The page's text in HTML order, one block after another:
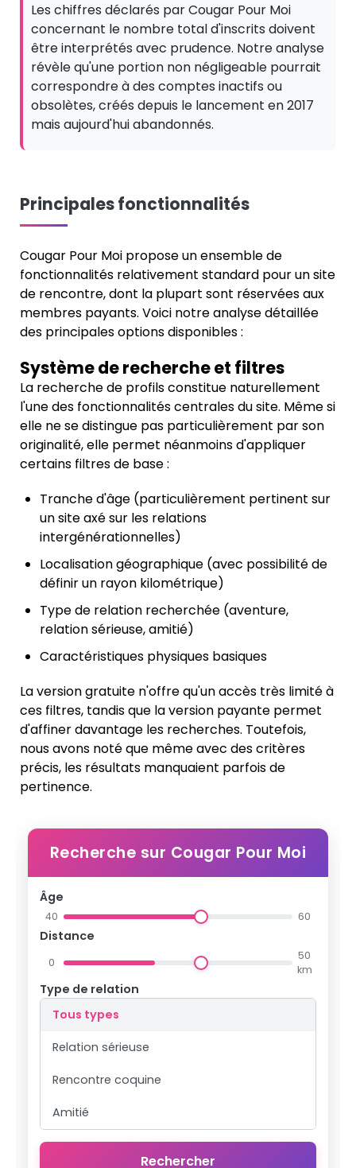
Les chiffres déclarés par Cougar Pour Moi
concernant le nombre total d'inscrits doivent
être interprétés avec prudence. Notre analyse
révèle qu'une portion non négligeable pourrait
correspondre à des comptes inactifs ou
obsolètes, créés depuis le lancement en 2017
mais aujourd'hui abandonnés.
Principales fonctionnalités
Cougar Pour Moi propose un ensemble de
fonctionnalités relativement standard pour un site
de rencontre, dont la plupart sont réservées aux
membres payants. Voici notre analyse détaillée
des principales options disponibles :
Système de recherche et filtres
La recherche de profils constitue naturellement
l'une des fonctionnalités centrales du site. Même si
elle ne se distingue pas particulièrement par son
originalité, elle permet néanmoins d'appliquer
certains filtres de base :
Tranche d'âge (particulièrement pertinent sur
un site axé sur les relations
intergénérationnelles)
Localisation géographique (avec possibilité de
définir un rayon kilométrique)
Type de relation recherchée (aventure,
relation sérieuse, amitié)
Caractéristiques physiques basiques
La version gratuite n'offre qu'un accès très limité à
ces filtres, tandis que la version payante permet
d'affiner davantage les recherches. Toutefois,
nous avons noté que même avec des critères
précis, les résultats manquaient parfois de
pertinence.
Recherche sur Cougar Pour Moi
Âge
40 60
Distance
0
50
km
Type de relation
Tous types
Relation sérieuse
Rencontre coquine
Amitié
Rechercher